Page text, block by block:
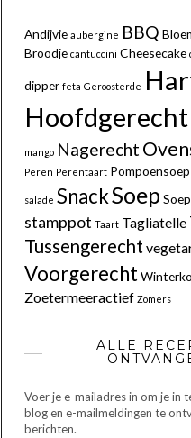
Andijvie aubergine BBQ
Broodje cantuccini Cheesecake
dipper feta Geroosterde
Hoofdgerecht
mango Nagerecht
Peren Perentaart Pompoensoep
salade SnackSoep Soep
stamppot Taart Tagliatelle
Tussengerecht
Voorgerecht
Zoetermeeractief Zomers
ALLE
Voer je e-mailadres in om je in
blog en e-mailmeldingen te
berichten.